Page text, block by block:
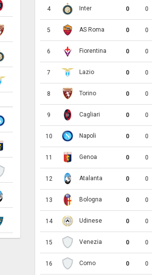
4 Inter 0 0
5 AS Roma 0 0
6 Fiorentina 0 0
7 Lazio 0 0
8 Torino 0 0
9 Cagliari 0 0
10 Napoli 0 0
11 Genoa 0 0
12 Atalanta 0 0
13 Bologna 0 0
14 Udinese 0 0
15 Venezia 0 0
16 Como 0 0